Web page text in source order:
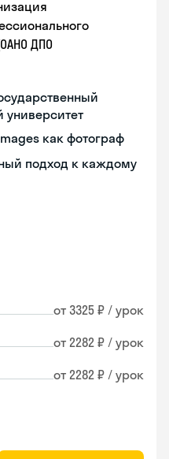
ДПО
университет
как фотограф
подход к каждому
от 3325 ₽ / урок
от 2282 ₽ / урок
от 2282 ₽ / урок